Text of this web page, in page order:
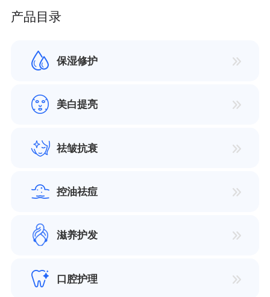
产品目录
保湿修护
美白提亮
祛皱抗衰
控油祛痘
滋养护发
口腔护理